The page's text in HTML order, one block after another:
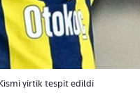
yirtik tespit edildi